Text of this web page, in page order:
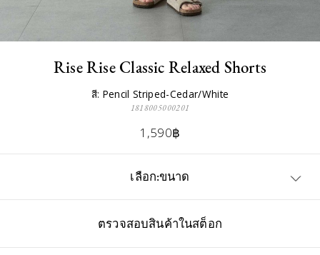
Rise Rise Classic Relaxed Shorts
สี: Pencil Striped-Cedar/White
1818005000201
1,590฿
เลือก:ขนาด
ตรวจสอบสินค้าในสต็อก